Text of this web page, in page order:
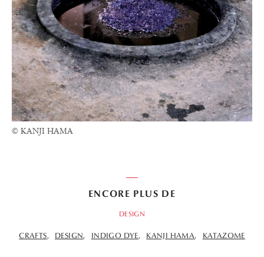
© KANJI HAMA
ENCORE PLUS DE
DESIGN
CRAFTS DESIGN INDIGO DYE KANJI HAMA KATAZOME